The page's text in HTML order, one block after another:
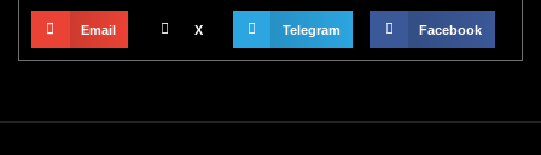
Email X Telegram Facebook